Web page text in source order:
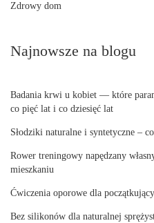
Zdrowy dom
Najnowsze na blogu
Badania krwi u kobiet — które
co pięć lat i co dziesięć lat
Słodziki naturalne i syntetyczne –
Rower treningowy napędzany
mieszkaniu
Ćwiczenia oporowe dla
Bez silikonów dla naturalnej